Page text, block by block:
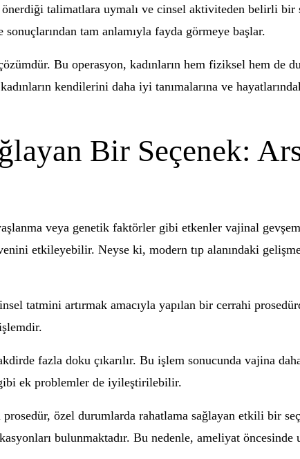
talimatlara uymalı ve cinsel aktiviteden belirli bir
tam anlamıyla fayda görmeye başlar.
Bu operasyon, kadınların hem fiziksel hem de
kendilerini daha iyi tanımalarına ve
Bir Seçenek:
veya genetik faktörler gibi etkenler vajinal
etkileyebilir. Neyse ki, modern tıp alanındaki
tatmini artırmak amacıyla yapılan bir cerrahi
fazla doku çıkarılır. Bu işlem sonucunda vajina
gibi ek problemler de iyileştirilebilir.
özel durumlarda rahatlama sağlayan etkili bir
bulunmaktadır. Bu nedenle, ameliyat öncesinde